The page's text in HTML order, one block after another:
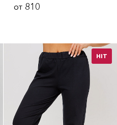
от810
HIT